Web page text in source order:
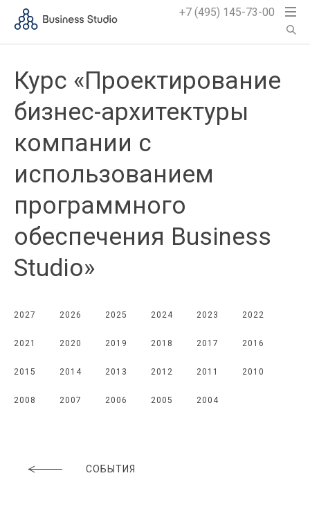
+7 (495) 145-73-00
Курс «Проектирование
бизнес-архитектуры
компании с
использованием
программного
обеспечения Business
Studio»
2027 2026 2025 2024 2023 2022
2021 2020 2019 2018 2017 2016
2015 2014 2013 2012 2011 2010
2008 2007 2006 2005 2004
СОБЫТИЯ